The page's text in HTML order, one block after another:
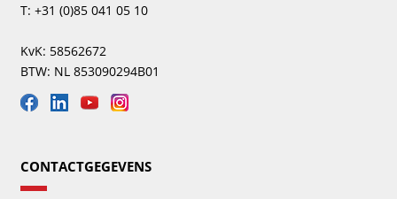
T: +31 (0)85 041 05 10
KvK: 58562672
BTW: NL 853090294B01
CONTACTGEGEVENS